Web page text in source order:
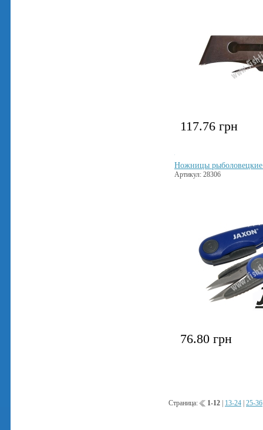
117.76 грн
Ножницы рыболовецкие
Артикул: 28306
76.80 грн
Страница: 1-12 13-24 25-36